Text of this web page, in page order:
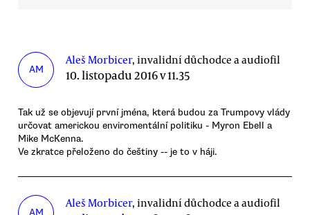
AM
Aleš Morbicer, invalidní důchodce a audiofil
10. listopadu 2016 v 11.35
Tak už se objevují první jména, která budou za Trumpovy vlády
určovat americkou enviromentální politiku - Myron Ebell a
Mike McKenna.
Ve zkratce přeloženo do češtiny -- je to v háji.
AM
Aleš Morbicer, invalidní důchodce a audiofil